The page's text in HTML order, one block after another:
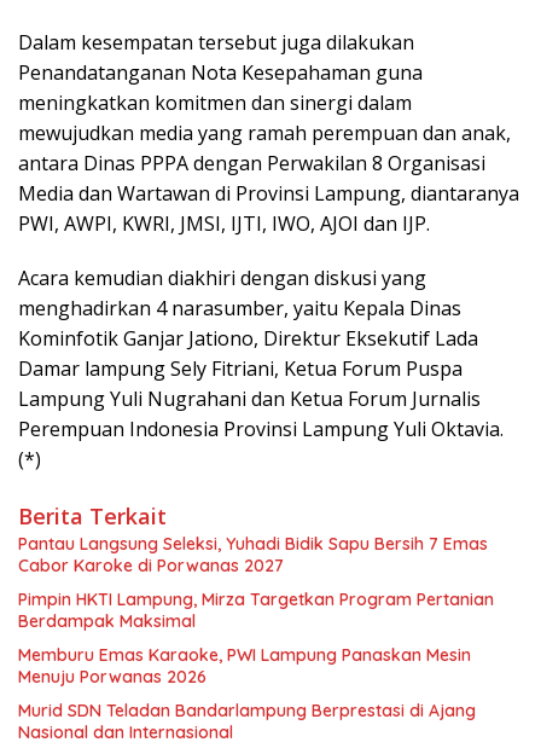
Dalam kesempatan tersebut juga dilakukan
Penandatanganan Nota Kesepahaman guna
meningkatkan komitmen dan sinergi dalam
mewujudkan media yang ramah perempuan dan anak,
antara Dinas PPPA dengan Perwakilan 8 Organisasi
Media dan Wartawan di Provinsi Lampung, diantaranya
PWI, AWPI, KWRI, JMSI, IJTI, IWO, AJOI dan IJP.
Acara kemudian diakhiri dengan diskusi yang
menghadirkan 4 narasumber, yaitu Kepala Dinas
Kominfotik Ganjar Jationo, Direktur Eksekutif Lada
Damar lampung Sely Fitriani, Ketua Forum Puspa
Lampung Yuli Nugrahani dan Ketua Forum Jurnalis
Perempuan Indonesia Provinsi Lampung Yuli Oktavia.
(*)
Berita Terkait
Pantau Langsung Seleksi, Yuhadi Bidik Sapu Bersih 7 Emas
Cabor Karoke di Porwanas 2027
Pimpin HKTI Lampung, Mirza Targetkan Program Pertanian
Berdampak Maksimal
Memburu Emas Karaoke, PWI Lampung Panaskan Mesin
Menuju Porwanas 2026
Murid SDN Teladan Bandarlampung Berprestasi di Ajang
Nasional dan Internasional